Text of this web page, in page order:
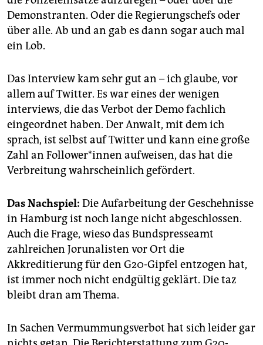
Demonstranten. Oder die Regierungschefs oder
über alle. Ab und an gab es dann sogar auch mal
ein Lob.
Das Interview kam sehr gut an – ich glaube, vor
allem auf Twitter. Es war eines der wenigen
interviews, die das Verbot der Demo fachlich
eingeordnet haben. Der Anwalt, mit dem ich
sprach, ist selbst auf Twitter und kann eine große
Zahl an Follower*innen aufweisen, das hat die
Verbreitung wahrscheinlich gefördert.
Das Nachspiel: Die Aufarbeitung der Geschehnisse
in Hamburg ist noch lange nicht abgeschlossen.
Auch die Frage, wieso das Bundspresseamt
zahlreichen Jorunalisten vor Ort die
Akkreditierung für den G20-Gipfel entzogen hat,
ist immer noch nicht endgültig geklärt. Die taz
bleibt dran am Thema.
In Sachen Vermummungsverbot hat sich leider gar